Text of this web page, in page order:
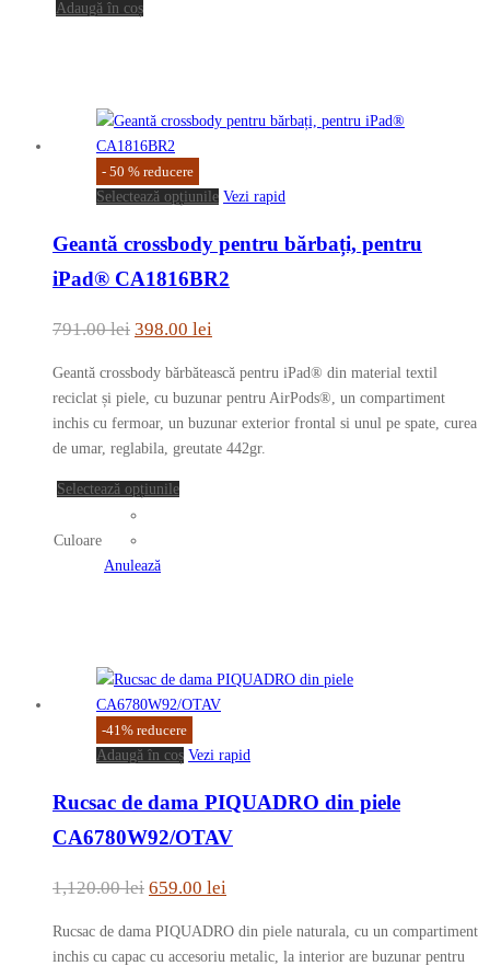
Adaugă în coș
- 50 % reducere
Selectează opțiunile Acest
are
mai
pot
fi
alese
în
Vezi rapid
Geantă crossbody pentru bărbați, pentru
iPad® CA1816BR2
791.00lei Prețul
a
fost:
791.00 lei.
398.00 lei
398.00 lei.
Geantă crossbody bărbătească pentru iPad® din material textil
reciclat și piele, cu buzunar pentru AirPods®, un compartiment
inchis cu fermoar, un buzunar exterior frontal si unul pe spate, curea
de umar, reglabila, greutate 442gr.
Selectează opțiunileAcest
fi
alese
în
pagina
Culoare
Anulează
-41% reducere
Adaugă în coș Vezi rapid
Rucsac de dama PIQUADRO din piele
CA6780W92/OTAV
1,120.00lei Prețul
659.00 lei
este:
Rucsac de dama PIQUADRO din piele naturala, cu un compartiment
inchis cu capac cu accesoriu metalic, la interior are buzunar pentru